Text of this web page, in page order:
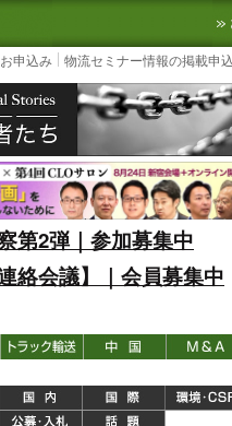
流ニュースサイト
3PL, SCMなど国内
申込み 物流セミナー情報の掲載申
第2弾｜参加募集中
絡会議】｜会員募集中